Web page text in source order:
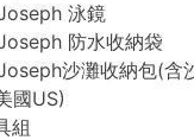
泳鏡
防水收納袋
沙灘收納包(含
國US)
組